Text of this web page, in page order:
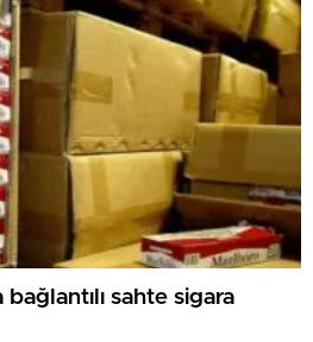
sahte sigara